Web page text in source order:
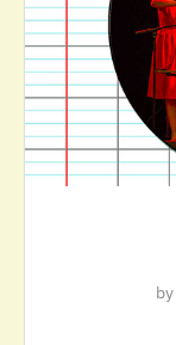
by